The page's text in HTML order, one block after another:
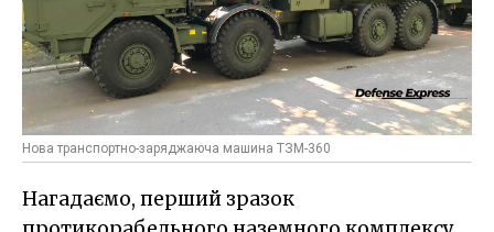
Нова транспортно-заряджаюча машина ТЗМ-360
Нагадаємо, перший зразок